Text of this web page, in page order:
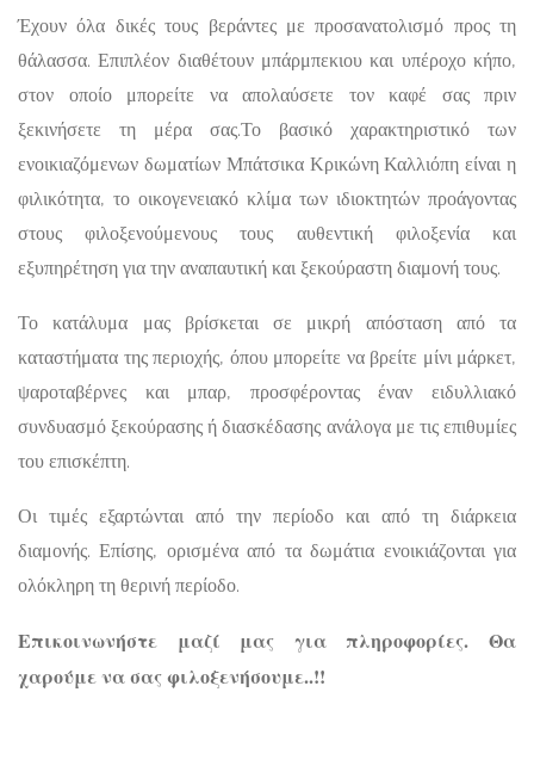
Έχουν όλα δικές τους βεράντες με προσανατολισμό προς τη
θάλασσα. Επιπλέον διαθέτουν μπάρμπεκιου και υπέροχο κήπο,
στον οποίο μπορείτε να απολαύσετε τον καφέ σας πριν
ξεκινήσετε τη μέρα σας.Το βασικό χαρακτηριστικό των
ενοικιαζόμενων δωματίων Μπάτσικα Κρικώνη Καλλιόπη είναι η
φιλικότητα, το οικογενειακό κλίμα των ιδιοκτητών προάγοντας
στους φιλοξενούμενους τους αυθεντική φιλοξενία και
εξυπηρέτηση για την αναπαυτική και ξεκούραστη διαμονή τους.
Το κατάλυμα μας βρίσκεται σε μικρή απόσταση από τα
καταστήματα της περιοχής, όπου μπορείτε να βρείτε μίνι μάρκετ,
ψαροταβέρνες και μπαρ, προσφέροντας έναν ειδυλλιακό
συνδυασμό ξεκούρασης ή διασκέδασης ανάλογα με τις επιθυμίες
του επισκέπτη.
Οι τιμές εξαρτώνται από την περίοδο και από τη διάρκεια
διαμονής. Επίσης, ορισμένα από τα δωμάτια ενοικιάζονται για
ολόκληρη τη θερινή περίοδο.
Επικοινωνήστε μαζί μας για πληροφορίες. Θα
χαρούμε να σας φιλοξενήσουμε..!!